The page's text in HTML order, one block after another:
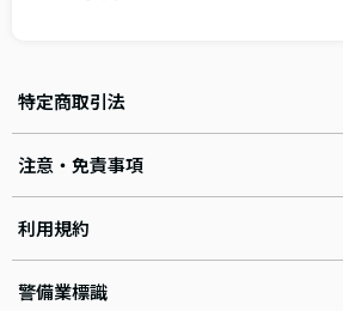
特定商取引法
注意・免責事項
利用規約
警備業標識